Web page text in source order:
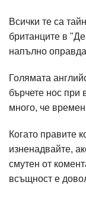
Всички те са
британците в
напълно
Голямата
бърчете нос при
много, че
Когато правите
изненадвайте,
смутен от
всъщност е